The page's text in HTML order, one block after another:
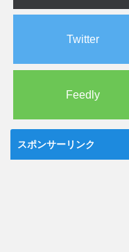
Twitter
Feedly
スポンサーリンク